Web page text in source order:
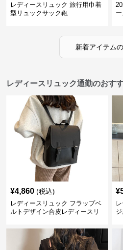
レディースリュック 旅行用巾着
型リュックサック鞄
新着アイテム
レディースリュック通勤のおす
¥4,860 (税込)
レディースリュック フラップベ
ルトデザイン合皮レディースリ
¥